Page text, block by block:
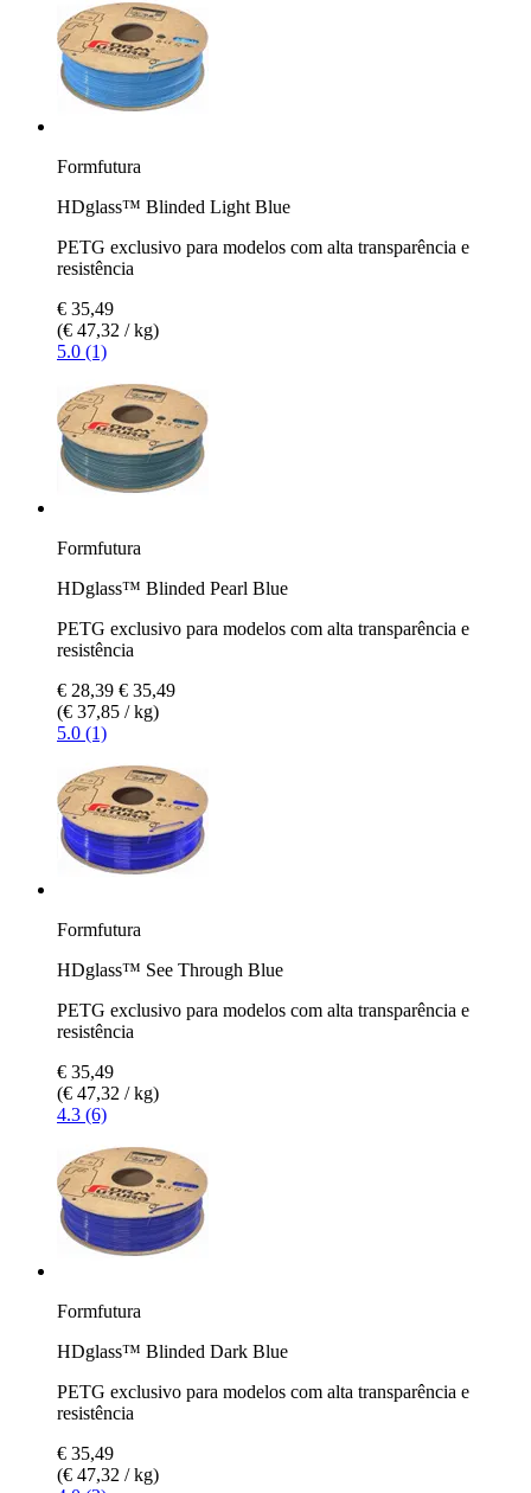
Formfutura
HDglass™ Blinded Light Blue
PETG exclusivo para modelos com alta transparência e
resistência
€ 35,49
(€ 47,32 / kg)
5.0 (1)
Formfutura
HDglass™ Blinded Pearl Blue
PETG exclusivo para modelos com alta transparência e
resistência
€ 28,39 € 35,49
(€ 37,85 / kg)
5.0 (1)
Formfutura
HDglass™ See Through Blue
PETG exclusivo para modelos com alta transparência e
resistência
€ 35,49
(€ 47,32 / kg)
4.3 (6)
Formfutura
HDglass™ Blinded Dark Blue
PETG exclusivo para modelos com alta transparência e
resistência
€ 35,49
(€ 47,32 / kg)